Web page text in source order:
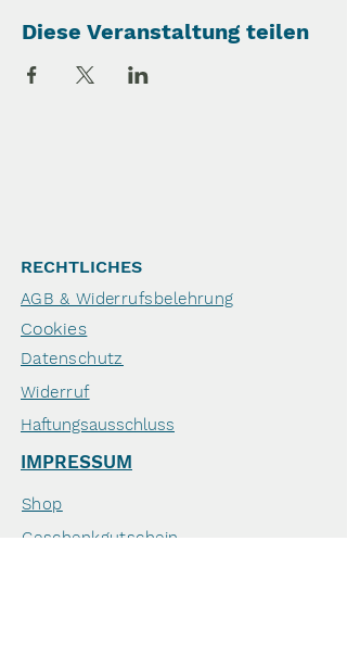
Diese Veranstaltung teilen
RECHTLICHES
AGB & Widerrufsbelehrung
Cookies
Datenschutz
Widerruf
Haftungsausschluss
IMPRESSUM
Shop
Geschenkgutschein